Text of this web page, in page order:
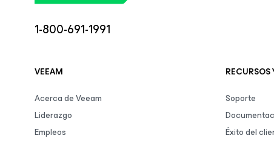
1-800-691-1991
VEEAM
Acerca de Veeam
Liderazgo
Empleos
RECURSOS
Soporte
Éxito del